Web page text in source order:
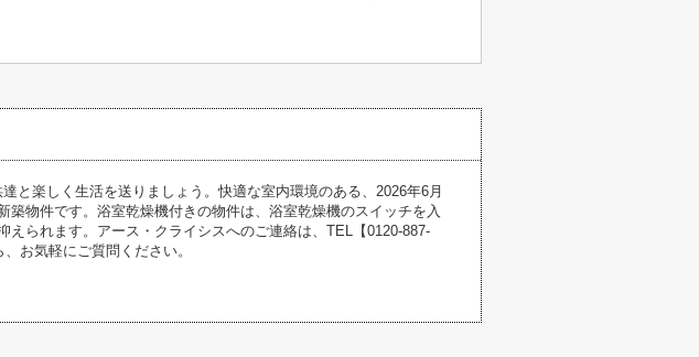
と楽しく生活を送りましょう。快適な室内環境のある、2026年6月
物件です。浴室乾燥機付きの物件は、浴室乾燥機のスイッチを入
られます。アース・クライシスへのご連絡は、TEL【0120-887-
お気軽にご質問ください。